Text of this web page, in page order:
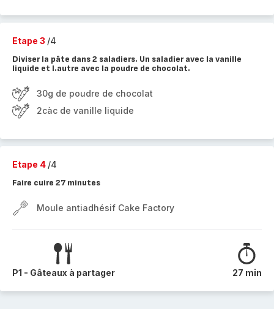
Etape 3 /4
Diviser la pâte dans 2 saladiers. Un saladier avec la vanille
liquide et l.autre avec la poudre de chocolat.
30g de poudre de chocolat
2càc de vanille liquide
Etape 4 /4
Faire cuire 27 minutes
Moule antiadhésif Cake Factory
P1 - Gâteaux à partager 27 min